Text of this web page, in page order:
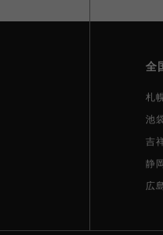
全
札
池
吉
静
広